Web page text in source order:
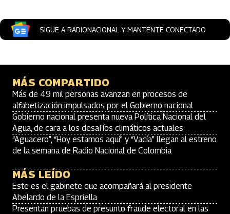
SIGUE A RADIONACIONAL Y MANTENTE CONECTADO
MÁS COMPARTIDO
Más de 49 mil personas avanzan en procesos de
alfabetización impulsados por el Gobierno nacional
Gobierno nacional presenta nueva Política Nacional del
Agua, de cara a los desafíos climáticos actuales
“Aguacero”, “Hoy estamos aquí” y “Vacía” llegan al estreno
de la semana de Radio Nacional de Colombia
MÁS LEÍDO
Este es el gabinete que acompañará al presidente
Abelardo de la Espriella
Presentan pruebas de presunto fraude electoral en las